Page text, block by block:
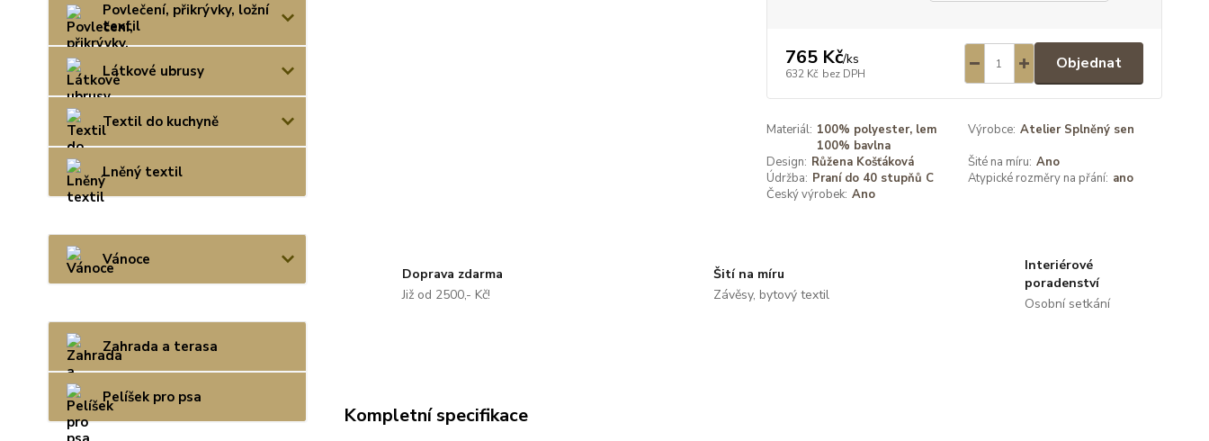
Povlečení, přikrývky, ložní
textil
Látkové ubrusy
Textil do kuchyně
Lněný textil
Vánoce
Zahrada a terasa
Pelíšek pro psa
765 Kč/ks
632 Kč bez DPH
Objednat
Materiál: 100% polyester, lem
100% bavlna
Výrobce: Atelier Splněný sen
Design: Růžena Košťáková Šité na míru: Ano
Údržba: Praní do 40 stupňů C Atypické rozměry na přání: ano
Český výrobek: Ano
Doprava zdarma
Již od 2500,- Kč!
Šití na míru
Závěsy, bytový textil
Interiérové
poradenství
Osobní setkání
Kompletní specifikace